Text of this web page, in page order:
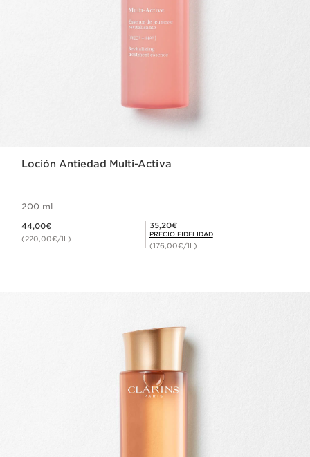
Loción Antiedad Multi-Activa
200 ml
44,00€
(220,00€/1L)
Precio Fidelidad 35,20€
35,20€
PRECIO FIDELIDAD
(176,00€/1L)